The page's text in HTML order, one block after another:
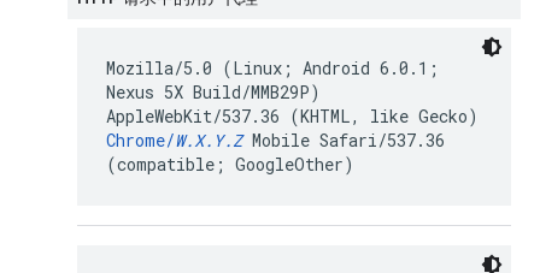
Mozilla/5.0 (Linux; Android 6.0.1;
Nexus 5X Build/MMB29P)
AppleWebKit/537.36 (KHTML, like Gecko)
Chrome/W.X.Y.ZMobile Safari/537.36
(compatible; GoogleOther)